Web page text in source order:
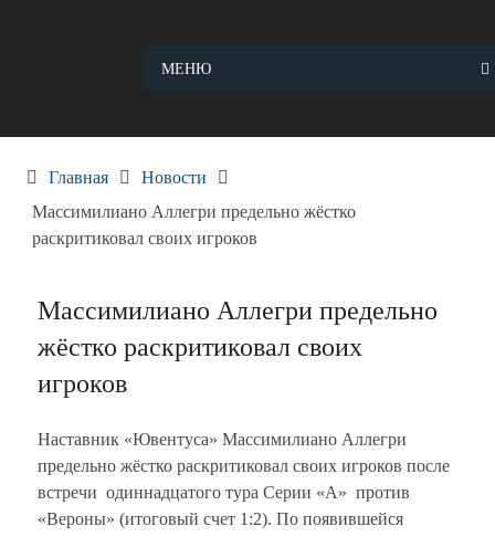
МЕНЮ
Главная
Новости
Массимилиано Аллегри предельно жёстко
раскритиковал своих игроков
Массимилиано Аллегри предельно
жёстко раскритиковал своих
игроков
Наставник «Ювентуса» Массимилиано Аллегри
предельно жёстко раскритиковал своих игроков после
встречи одиннадцатого тура Серии «А» против
«Вероны» (итоговый счет 1:2). По появившейся